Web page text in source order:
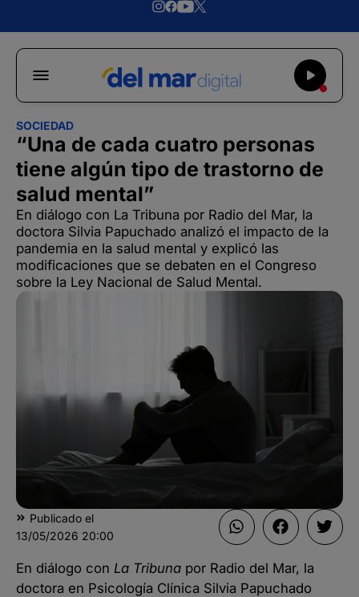
SOCIEDAD
“Una de cada cuatro personas
tiene algún tipo de trastorno de
salud mental”
En diálogo con La Tribuna por Radio del Mar, la
doctora Silvia Papuchado analizó el impacto de la
pandemia en la salud mental y explicó las
modificaciones que se debaten en el Congreso
sobre la Ley Nacional de Salud Mental.
Publicado el
13/05/2026 20:00
En diálogo con La Tribuna por Radio del Mar, la
doctora en Psicología Clínica Silvia Papuchado